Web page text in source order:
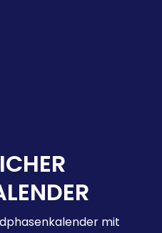
mit